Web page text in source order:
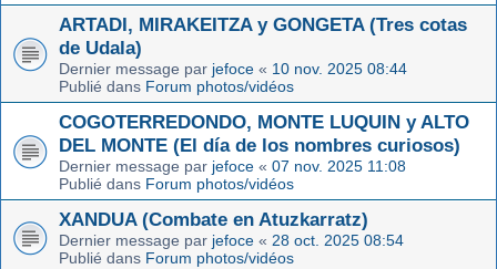
ARTADI, MIRAKEITZA y GONGETA (Tres cotas
de Udala)
Dernier message par jefoce « 10 nov. 2025 08:44
Publié dans Forum photos/vidéos
COGOTERREDONDO, MONTE LUQUIN y ALTO
DEL MONTE (El día de los nombres curiosos)
Dernier message par jefoce « 07 nov. 2025 11:08
Publié dans Forum photos/vidéos
XANDUA (Combate en Atuzkarratz)
Dernier message par jefoce « 28 oct. 2025 08:54
Publié dans Forum photos/vidéos